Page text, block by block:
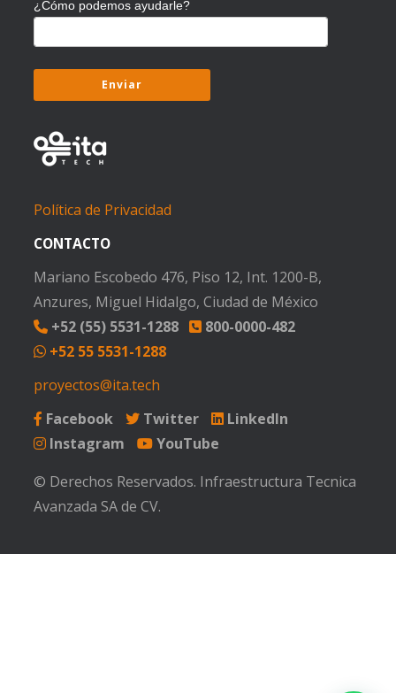
¿Cómo podemos ayudarle?
Política de Privacidad
CONTACTO
Mariano Escobedo 476, Piso 12, Int. 1200-B,
Anzures, Miguel Hidalgo, Ciudad de México
+52 (55) 5531-1288
800-0000-482
+52 55 5531-1288
proyectos@ita.tech
Facebook
Twitter
LinkedIn
Instagram
YouTube
© Derechos Reservados. Infraestructura Tecnica
Avanzada SA de CV.